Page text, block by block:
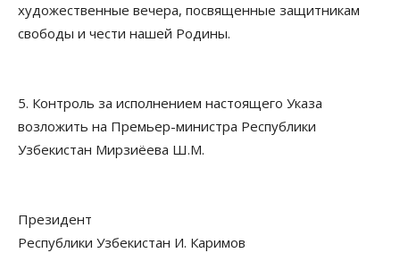
художественные вечера, посвященные защитникам
свободы и чести нашей Родины.
5. Контроль за исполнением настоящего Указа
возложить на Премьер-министра Республики
Узбекистан Мирзиёева Ш.М.
Президент
Республики Узбекистан И. Каримов